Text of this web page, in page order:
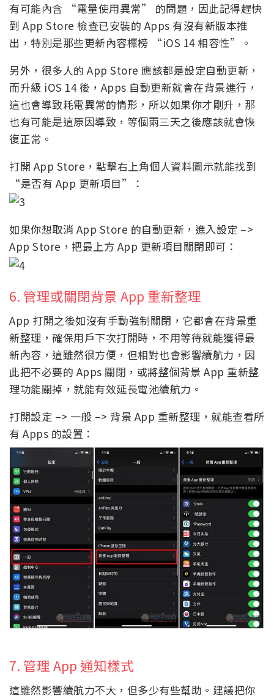
有可能內含 “電量使用異常” 的問題，因此記得趕快
到 App Store 檢查已安裝的 Apps 有沒有新版本推
出，特別是那些更新內容標榜 “iOS 14 相容性”。
另外，很多人的 App Store 應該都是設定自動更新，
而升級 iOS 14 後，Apps 自動更新就會在背景進行，
這也會導致耗電異常的情形，所以如果你才剛升，那
也有可能是這原因導致，等個兩三天之後應該就會恢
復正常。
打開 App Store，點擊右上角個人資料圖示就能找到
“是否有 App 更新項目”：
如果你想取消 App Store 的自動更新，進入設定 –>
App Store，把最上方 App 更新項目關閉即可：
6. 管理或關閉背景 App 重新整理
App 打開之後如沒有手動強制關閉，它都會在背景重
新整理，確保用戶下次打開時，不用等待就能獲得最
新內容，這雖然很方便，但相對也會影響續航力，因
此把不必要的 Apps 關閉，或將整個背景 App 重新整
理功能關掉，就能有效延長電池續航力。
打開設定 –> 一般 –> 背景 App 重新整理，就能查看所
有 Apps 的設置：
7. 管理 App 通知樣式
這雖然影響續航力不大，但多少有些幫助。建議把你